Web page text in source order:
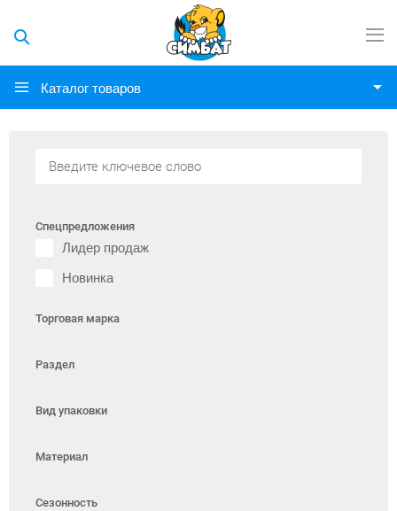
Каталог товаров
Спецпредложения
Лидер продаж
Новинка
Торговая марка
Раздел
Вид упаковки
Материал
Сезонность